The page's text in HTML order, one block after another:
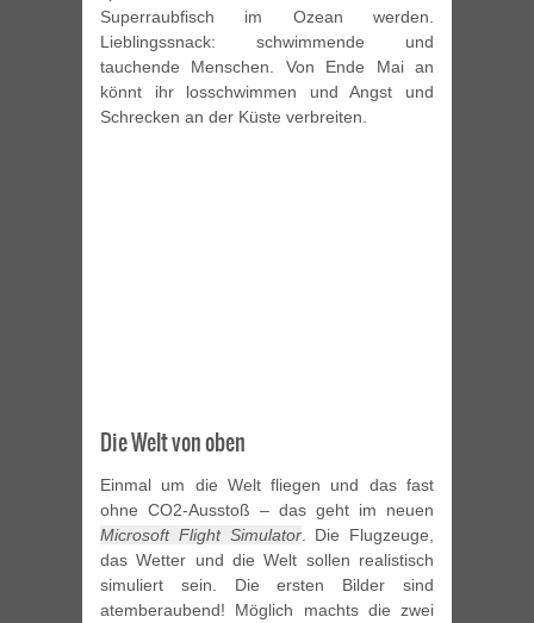
Superraubfisch im Ozean werden.
Lieblingssnack: schwimmende und
tauchende Menschen. Von Ende Mai an
könnt ihr losschwimmen und Angst und
Schrecken an der Küste verbreiten.
Die Welt von oben
Einmal um die Welt fliegen und das fast
ohne CO2-Ausstoß – das geht im neuen
Microsoft Flight Simulator. Die Flugzeuge,
das Wetter und die Welt sollen realistisch
simuliert sein. Die ersten Bilder sind
atemberaubend! Möglich machts die zwei